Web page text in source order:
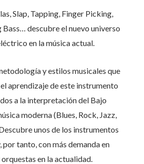
Slap, Tapping, Finger Picking,
Bass… descubre el nuevo universo
en la música actual.
y estilos musicales que
aprendizaje de este instrumento
a la interpretación del Bajo
moderna (Blues, Rock, Jazz,
unos de los instrumentos
por tanto, con más demanda en
en la actualidad.